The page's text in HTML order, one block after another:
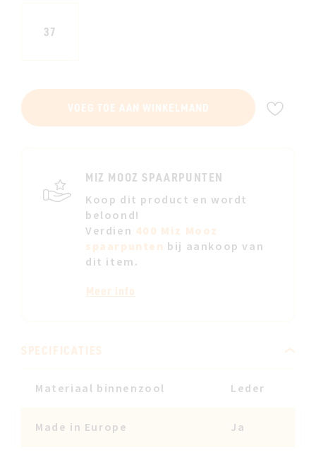
37
VOEG TOE AAN WINKELMAND
MIZ MOOZ SPAARPUNTEN
Koop dit product en wordt
beloond!
Verdien 400 Miz Mooz
spaarpunten bij aankoop van
dit item.
Meer info
SPECIFICATIES
Materiaal binnenzool Leder
Made in Europe Ja